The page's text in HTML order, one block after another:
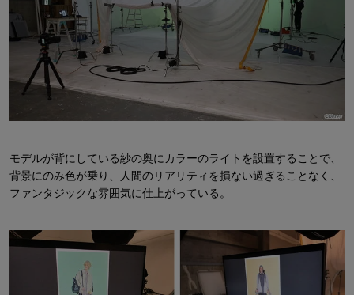
モデルが背にしている紗の奥にカラーのライトを設置することで、
背景にのみ色が乗り、人間のリアリティを損ない過ぎることなく、
ファンタジックな雰囲気に仕上がっている。